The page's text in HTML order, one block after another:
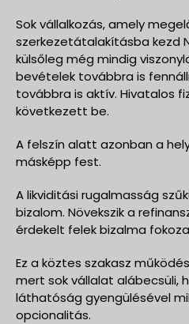
Sok vállalkozás, amely
szerkezetátalakításba kezd
külsőleg még mindig
bevételek továbbra is
továbbra is aktív. Hivatalos
következett be.
A felszín alatt azonban a
másképp fest.
A likviditási rugalmasság
bizalom. Növekszik a
érdekelt felek bizalma
Ez a köztes szakasz
mert sok vállalat alábecsüli,
láthatóság gyengülésével
opcionalitás.